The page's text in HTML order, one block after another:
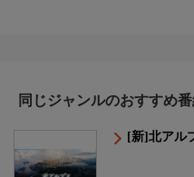
同じジャンルのおすすめ番
[新]北アル